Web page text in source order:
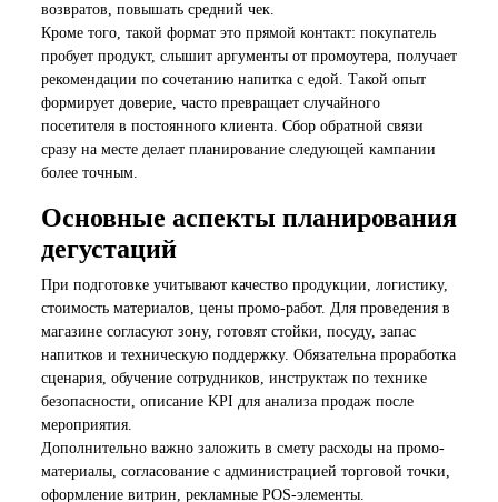
возвратов, повышать средний чек.
Кроме того, такой формат это прямой контакт: покупатель
пробует продукт, слышит аргументы от промоутера, получает
рекомендации по сочетанию напитка с едой. Такой опыт
формирует доверие, часто превращает случайного
посетителя в постоянного клиента. Сбор обратной связи
сразу на месте делает планирование следующей кампании
более точным.
Основные аспекты планирования
дегустаций
При подготовке учитывают качество продукции, логистику,
стоимость материалов, цены промо-работ. Для проведения в
магазине согласуют зону, готовят стойки, посуду, запас
напитков и техническую поддержку. Обязательна проработка
сценария, обучение сотрудников, инструктаж по технике
безопасности, описание KPI для анализа продаж после
мероприятия.
Дополнительно важно заложить в смету расходы на промо-
материалы, согласование с администрацией торговой точки,
оформление витрин, рекламные POS-элементы.